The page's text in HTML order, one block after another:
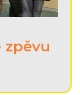
zpěvu